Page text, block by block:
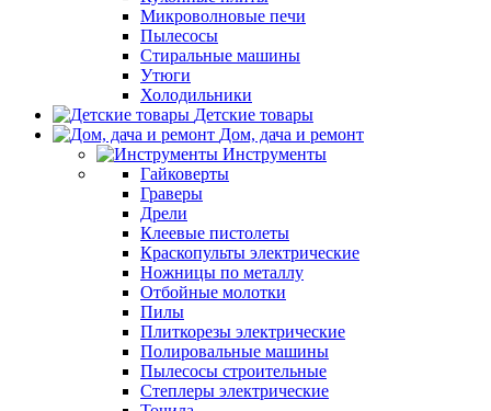
Микроволновые печи
Пылесосы
Стиральные машины
Утюги
Холодильники
Детские товары
Дом, дача и ремонт
Инструменты
Гайковерты
Граверы
Дрели
Клеевые пистолеты
Краскопульты электрические
Ножницы по металлу
Отбойные молотки
Пилы
Плиткорезы электрические
Полировальные машины
Пылесосы строительные
Степлеры электрические